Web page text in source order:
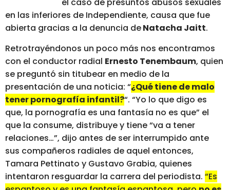
el caso de presuntos abusos sexuales
en las inferiores de Independiente, causa que fue
abierta gracias a la denuncia deNatacha Jaitt.
Retrotrayéndonos un poco más nos encontramos
con el conductor radial Ernesto Tenembaum, quien
se preguntó sin titubear en medio de la
presentación de una noticia: “¿Qué tiene de malo
tener pornografía infantil?“. “Yo lo que digo es
que, la pornografía es una fantasía no es que” el
que la consume, distribuye y tiene “va a tener
relaciones…”, dijo antes de ser interrumpido ante
sus compañeros radiales de aquel entonces,
Tamara Pettinato y Gustavo Grabia, quienes
intentaron resguardar la carrera del periodista. “Es